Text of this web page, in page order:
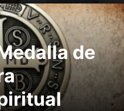
de